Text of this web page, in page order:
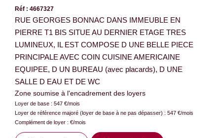
Réf : 4667327
RUE GEORGES BONNAC DANS IMMEUBLE EN
PIERRE T1 BIS SITUE AU DERNIER ETAGE TRES
LUMINEUX, IL EST COMPOSE D UNE BELLE PIECE
PRINCIPALE AVEC COIN CUISINE AMERICAINE
EQUIPEE, D UN BUREAU (avec placards), D UNE
SALLE D EAU ET DE WC
Zone soumise à l'encadrement des loyers
Loyer de base : 547 €/mois
Loyer de référence majoré (loyer de base à ne pas dépasser) : 547 €/mois
Complément de loyer : €/mois